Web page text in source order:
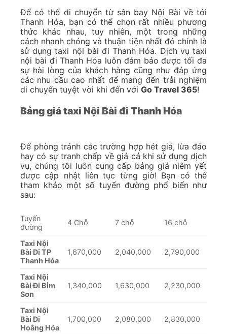
Để có thể di chuyển từ sân bay Nội Bài về tới
Thanh Hóa, bạn có thể chọn rất nhiều phương
thức khác nhau, tuy nhiên, một trong những
cách nhanh chóng và thuận tiện nhất đó chính là
sử dụng taxi nội bài đi Thanh Hóa. Dịch vụ taxi
nội bài đi Thanh Hóa luôn đảm bảo được tối đa
sự hài lòng của khách hàng cũng như đáp ứng
các nhu cầu cao nhất để mang đến trải nghiệm
di chuyển tuyệt vời khi đến với Go Travel 365!
Bảng giá taxi Nội Bài đi Thanh Hóa
Để phòng tránh các trường hợp hét giá, lừa đảo
hay có sự tranh chấp về giá cả khi sử dụng dịch
vụ, chúng tôi luôn cung cấp bảng giá niêm yết
được cập nhật liên tục từng giờ! Bạn có thể
tham khảo một số tuyến đường phổ biến như
sau:
Tuyến
đường
4 Chỗ 7 chỗ 16 chỗ
Taxi Nội
Bài Đi TP
Thanh Hóa
1,670,000 2,040,000 2,790,000
Taxi Nội
Bài Đi Bỉm
Sơn
1,340,000 1,630,000 2,230,000
Taxi Nội
Bài Đi
Hoằng Hóa
1,700,000 2,080,000 2,830,000